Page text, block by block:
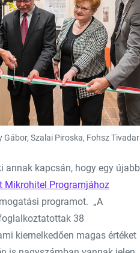
Gábor, Szalai Piroska, Fohsz Tivadar
annak kapcsán, hogy egy újabb
Mikrohitel Programjához
programot. „A
38
kiemelkedően magas értéket